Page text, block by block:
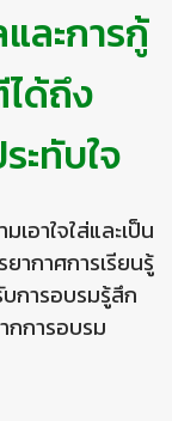
ละการกู้
ด้ถึง
ะทับใจ
อาใจใส่และเป็น
ากาศการเรียนรู้
การอบรมรู้สึก
กการอบรม